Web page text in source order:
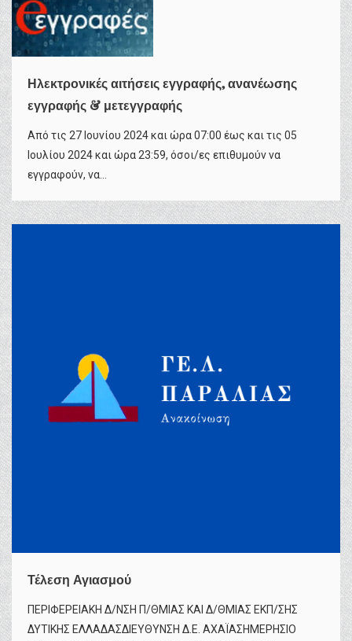
Ηλεκτρονικές αιτήσεις εγγραφής, ανανέωσης
εγγραφής & μετεγγραφής
Από τις 27 Ιουνίου 2024 και ώρα 07:00 έως και τις 05
Ιουλίου 2024 και ώρα 23:59, όσοι/ες επιθυμούν να
εγγραφούν, να...
Τέλεση Αγιασμού
ΠΕΡΙΦΕΡΕΙΑΚΗ Δ/ΝΣΗ Π/ΘΜΙΑΣ ΚΑΙ Δ/ΘΜΙΑΣ ΕΚΠ/ΣΗΣ
ΔΥΤΙΚΗΣ ΕΛΛΑΔΑΣΔΙΕΥΘΥΝΣΗ Δ.Ε. ΑΧΑΪΑΣΗΜΕΡΗΣΙΟ